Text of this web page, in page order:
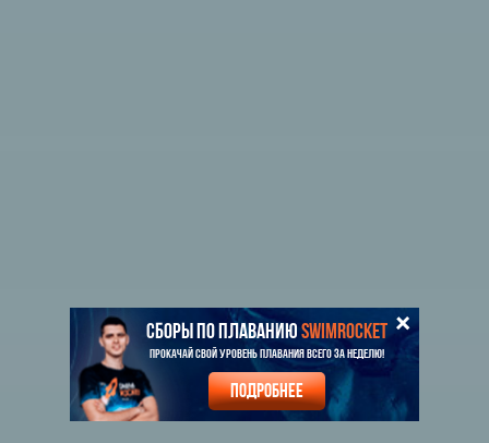
СБОРЫ ПО ПЛАВАНИЮSWIMROCKET
Прокачай свой уровень плавания всего за неделю!
Подробнее